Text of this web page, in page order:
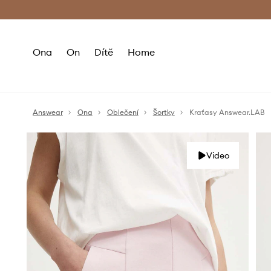
Ona On Dítě Home
Answear Ona Oblečení Šortky Kraťasy Answear.LAB
Video